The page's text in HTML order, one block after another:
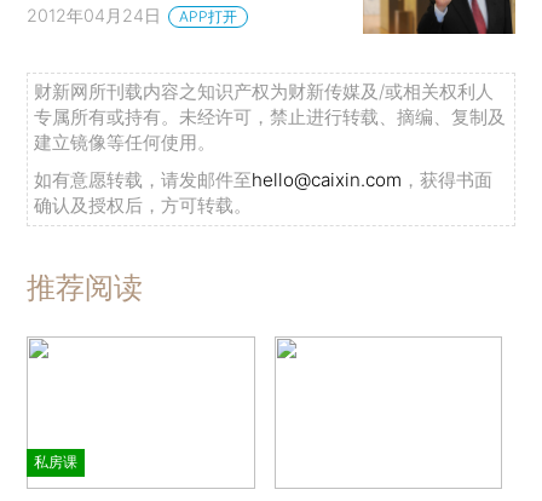
2012年04月24日 APP打开
财新网所刊载内容之知识产权为财新传媒及/或相关权利人
专属所有或持有。未经许可，禁止进行转载、摘编、复制及
建立镜像等任何使用。
如有意愿转载，请发邮件至hello@caixin.com ，获得书面
确认及授权后，方可转载。
推荐阅读
私房课